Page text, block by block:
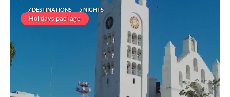
7 DESTINATIONS 5 NIGHTS
Holidays package